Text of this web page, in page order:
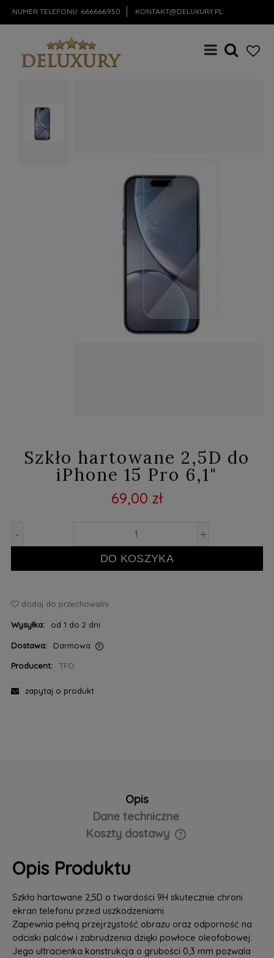
NUMER TELEFONU: 666666950 KONTAKT@DELUXURY.PL
Szkło hartowane 2,5D do
iPhone 15 Pro 6,1"
69,00 zł
- +
DO KOSZYKA
dodaj do przechowalni
Wysyłka: od 1 do 2 dni
Dostawa:
Darmowa
Producent:
TFO
zapytaj o produkt
Opis
Dane techniczne
Koszty dostawy
Cena nie zawiera ewentualnych kosztów płatności
Opis Produktu
Szkło hartowane 2,5D o twardości 9H skutecznie chroni
ekran telefonu przed uszkodzeniami.
Zapewnia pełną przejrzystość obrazu oraz odporność na
odciski palców i zabrudzenia dzięki powłoce oleofobowej.
Jego ultracienka konstrukcja o grubości 0,3 mm pozwala